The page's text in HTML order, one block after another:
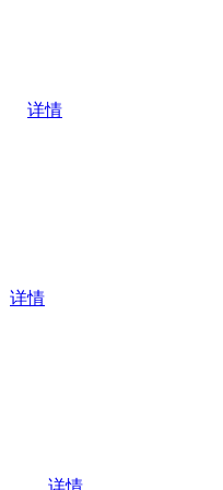
详情
详情
详情